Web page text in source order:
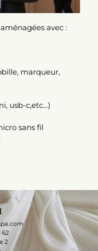
avec :
marqueur,
usb-c,etc…)
sans fil
62
2